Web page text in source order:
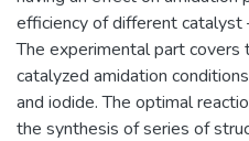
efficiency of different catalyst
The experimental part
catalyzed amidation
and iodide. The optimal
the synthesis of series of